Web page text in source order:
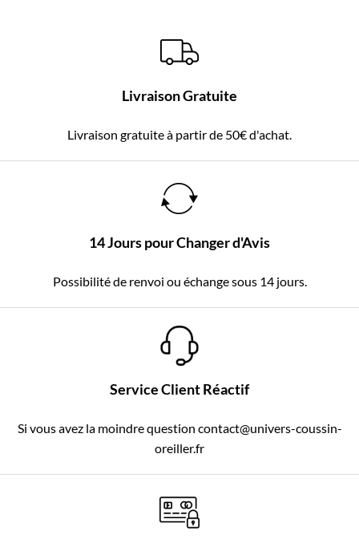
Livraison Gratuite
Livraison gratuite à partir de 50€ d'achat.
14 Jours pour Changer d'Avis
Possibilité de renvoi ou échange sous 14 jours.
Service Client Réactif
Si vous avez la moindre question contact@univers-coussin-
oreiller.fr